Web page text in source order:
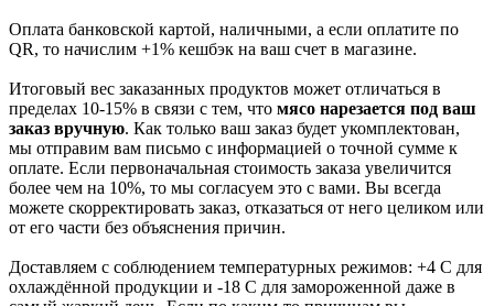
Оплата банковской картой, наличными, а если оплатите по
QR, то начислим +1% кешбэк на ваш счет в магазине.
Итоговый вес заказанных продуктов может отличаться в
пределах 10-15% в связи с тем, что мясо нарезается под ваш
заказ вручную. Как только ваш заказ будет укомплектован,
мы отправим вам письмо с информацией о точной сумме к
оплате. Если первоначальная стоимость заказа увеличится
более чем на 10%, то мы согласуем это с вами. Вы всегда
можете скорректировать заказ, отказаться от него целиком или
от его части без объяснения причин.
Доставляем с соблюдением температурных режимов: +4 С для
охлаждённой продукции и -18 С для замороженной даже в